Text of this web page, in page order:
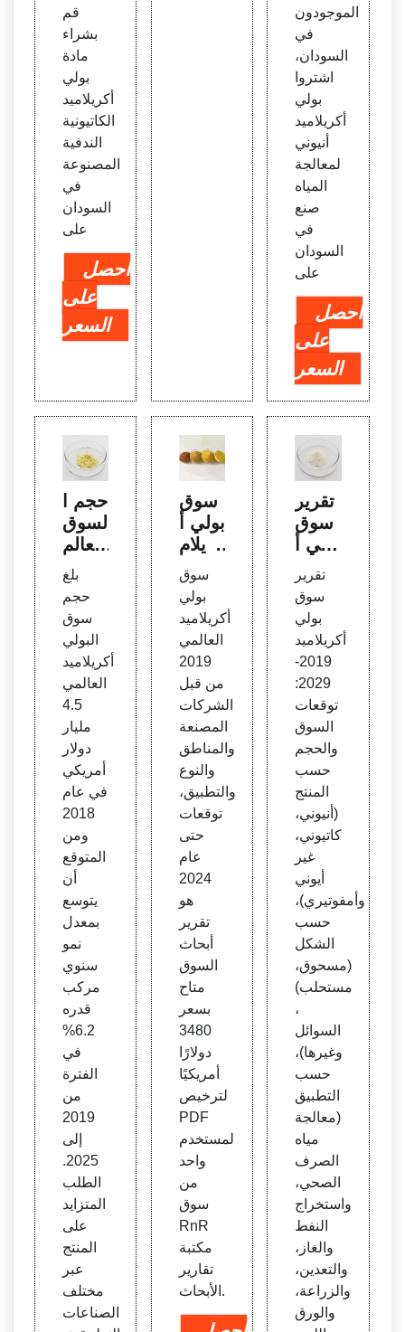
قم
بشراء
مادة
بولي
أكريلاميد
الكاتيونية
الندفية
المصنوعة
في
السودان
على
احصل
على
السعر
الموجودون
في
السودان،
اشتروا
بولي
أكريلاميد
أنيوني
لمعالجة
المياه
صنع
في
السودان
على
احصل
على
السعر
حجم ا
لسوق
العالم
ي للبو
لي أك
ريلامي
د& ش
ارك |
الصنا
عة
بلغ
حجم
سوق
البولي
أكريلاميد
العالمي
4.5
مليار
دولار
أمريكي
في عام
2018
ومن
المتوقع
أن
يتوسع
بمعدل
نمو
سنوي
مركب
قدره
6.2%
في
الفترة
من
2019
إلى
2025.
الطلب
المتزايد
على
المنتج
عبر
مختلف
الصناعات
سوق
بولي أ
كريلام
يد العا
لمي
2019
من قب
ل الش
ركات
المصن
سوق
بولي
أكريلاميد
العالمي
2019
من قبل
الشركات
المصنعة
والمناطق
والنوع
والتطبيق،
توقعات
حتى
عام
2024
هو
تقرير
أبحاث
السوق
متاح
بسعر
3480
دولارًا
أمريكيًا
لترخيص
PDF
لمستخدم
واحد
من
سوق
RnR
مكتبة
تقارير
الأبحاث.
تقرير
سوق
بولي أ
يد 20
19-20
29 - أ
بحاث
كينيث
تقرير
سوق
بولي
أكريلاميد
2019-
2029:
توقعات
السوق
والحجم
حسب
المنتج
(أنيوني،
كاتيوني،
غير
أيوني
وأمفوتيري)،
حسب
الشكل
(مسحوق،
مستحلب)
،
السوائل
وغيرها)،
حسب
التطبيق
(معالجة
مياه
الصرف
الصحي،
واستخراج
النفط
والغاز،
والتعدين،
والزراعة،
والورق